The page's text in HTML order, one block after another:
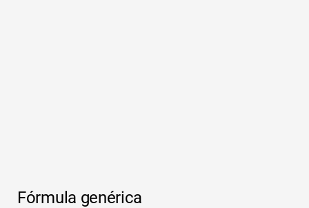
Fórmula genérica